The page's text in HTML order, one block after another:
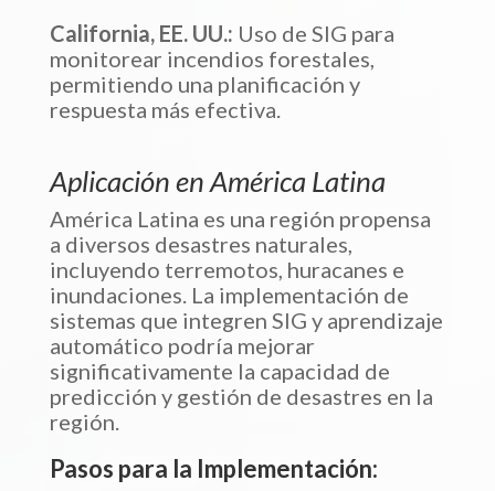
California, EE. UU.: Uso de SIG para
monitorear incendios forestales,
permitiendo una planificación y
respuesta más efectiva.
Aplicación en América Latina
América Latina es una región propensa
a diversos desastres naturales,
incluyendo terremotos, huracanes e
inundaciones. La implementación de
sistemas que integren SIG y aprendizaje
automático podría mejorar
significativamente la capacidad de
predicción y gestión de desastres en la
región.
Pasos para la Implementación: